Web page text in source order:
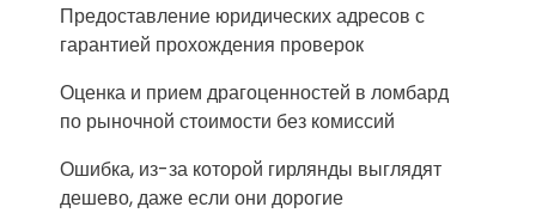
Предоставление юридических адресов с
гарантией прохождения проверок
Оценка и прием драгоценностей в ломбард
по рыночной стоимости без комиссий
Ошибка, из-за которой гирлянды выглядят
дешево, даже если они дорогие